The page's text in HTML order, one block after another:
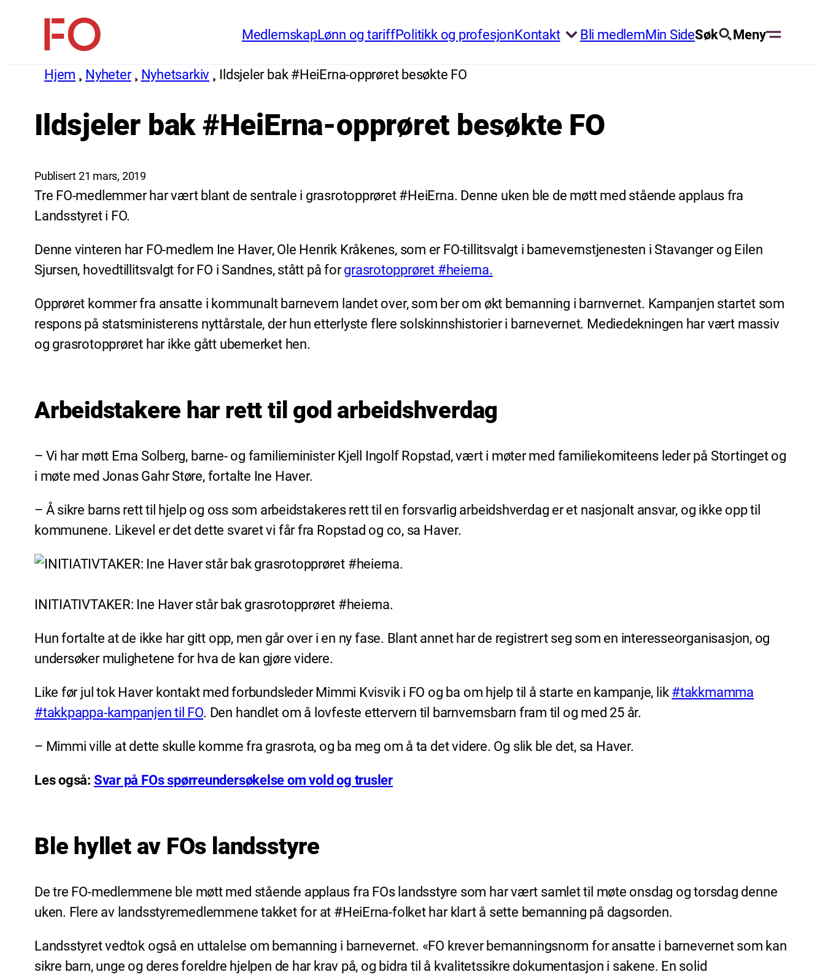
innholdFO
(Fellesorganisasjonen)
MedlemskapLønn og tariffPolitikk og profesjonKontakt Bli medlemMin SideSøk Meny
Hjem Nyheter Nyhetsarkiv Ildsjeler bak #HeiErna-opprøret besøkte FO
Ildsjeler bak #HeiErna-opprøret besøkte FO
Publisert 21 mars, 2019
Tre FO-medlemmer har vært blant de sentrale i grasrotopprøret #HeiErna. Denne uken ble de møtt med stående applaus fra
Landsstyret i FO.
Denne vinteren har FO-medlem Ine Haver, Ole Henrik Kråkenes, som er FO-tillitsvalgt i barnevernstjenesten i Stavanger og Eilen
Sjursen, hovedtillitsvalgt for FO i Sandnes, stått på forgrasrotopprøret #heierna.
Opprøret kommer fra ansatte i kommunalt barnevern landet over, som ber om økt bemanning i barnvernet. Kampanjen startet som
respons på statsministerens nyttårstale, der hun etterlyste flere solskinnshistorier i barnevernet. Mediedekningen har vært massiv
og grasrotopprøret har ikke gått ubemerket hen.
Arbeidstakere har rett til god arbeidshverdag
– Vi har møtt Erna Solberg, barne- og familieminister Kjell Ingolf Ropstad, vært i møter med familiekomiteens leder på Stortinget og
i møte med Jonas Gahr Støre, fortalte Ine Haver.
– Å sikre barns rett til hjelp og oss som arbeidstakeres rett til en forsvarlig arbeidshverdag er et nasjonalt ansvar, og ikke opp til
kommunene. Likevel er det dette svaret vi får fra Ropstad og co, sa Haver.
INITIATIVTAKER: Ine Haver står bak grasrotopprøret #heierna.
Hun fortalte at de ikke har gitt opp, men går over i en ny fase. Blant annet har de registrert seg som en interesseorganisasjon, og
undersøker mulighetene for hva de kan gjøre videre.
Like før jul tok Haver kontakt med forbundsleder Mimmi Kvisvik i FO og ba om hjelp til å starte en kampanje, lik #takkmamma
#takkpappa-kampanjen til FO. Den handlet om å lovfeste ettervern til barnvernsbarn fram til og med 25 år.
– Mimmi ville at dette skulle komme fra grasrota, og ba meg om å ta det videre. Og slik ble det, sa Haver.
Les også: Svar på FOs spørreundersøkelse om vold og trusler
Ble hyllet av FOs landsstyre
De tre FO-medlemmene ble møtt med stående applaus fra FOs landsstyre som har vært samlet til møte onsdag og torsdag denne
uken. Flere av landsstyremedlemmene takket for at #HeiErna-folket har klart å sette bemanning på dagsorden.
Landsstyret vedtok også en uttalelse om bemanning i barnevernet. «FO krever bemanningsnorm for ansatte i barnevernet som kan
sikre barn, unge og deres foreldre hjelpen de har krav på, og bidra til å kvalitetssikre dokumentasjon i sakene. En solid